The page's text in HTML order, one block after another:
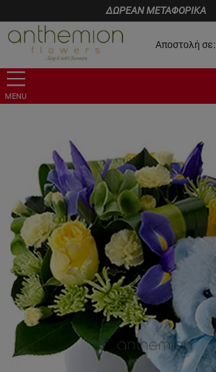
ΔΩΡΕΑΝ ΜΕΤΑΦΟΡΙΚΑ
Αποστολή σε:
MENU